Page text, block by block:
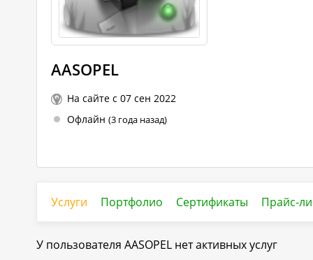
AASOPEL
На сайте с 07 сен 2022
Офлайн (3 года назад)
Услуги Портфолио Сертификаты Прайс-
У пользователя AASOPEL нет активных услуг